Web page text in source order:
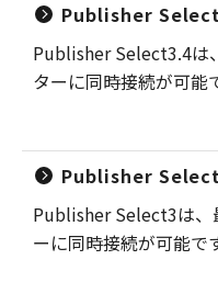
Publisher
Publisher Select3.4は
ターに同時接続が可能
Publisher
Publisher Select3は、
ーに同時接続が可能で